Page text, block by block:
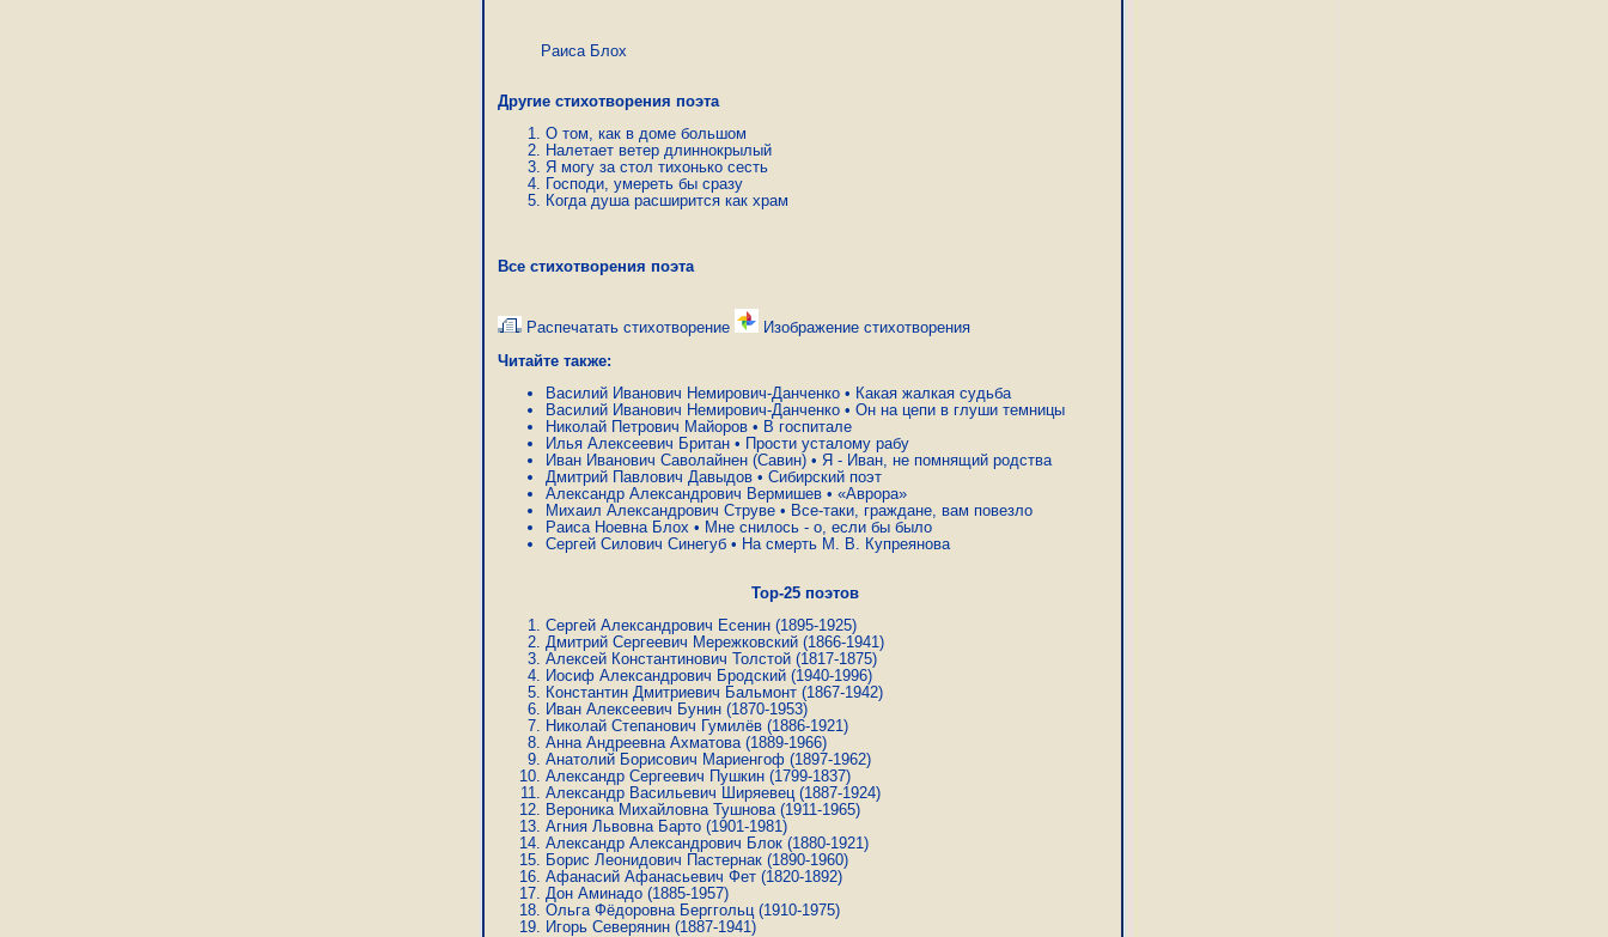
Раиса Блох
Другие стихотворения поэта
О том, как в доме большом
Налетает ветер длиннокрылый
Я могу за стол тихонько сесть
Господи, умереть бы сразу
Когда душа расширится как храм
Все стихотворения поэта
Распечатать стихотворение
Изображение стихотворения
Читайте также:
Василий Иванович Немирович-Данченко • Какая жалкая судьба
Василий Иванович Немирович-Данченко • Он на цепи в глуши темницы
Николай Петрович Майоров • В госпитале
Илья Алексеевич Британ • Прости усталому рабу
Иван Иванович Саволайнен (Савин) • Я - Иван, не помнящий родства
Дмитрий Павлович Давыдов • Сибирский поэт
Александр Александрович Вермишев • «Аврора»
Михаил Александрович Струве • Все-таки, граждане, вам повезло
Раиса Ноевна Блох • Мне снилось - о, если бы было
Сергей Силович Синегуб • На смерть М. В. Купреянова
Top-25 поэтов
Сергей Александрович Есенин (1895-1925)
Дмитрий Сергеевич Мережковский (1866-1941)
Алексей Константинович Толстой (1817-1875)
Иосиф Александрович Бродский (1940-1996)
Константин Дмитриевич Бальмонт (1867-1942)
Иван Алексеевич Бунин (1870-1953)
Николай Степанович Гумилёв (1886-1921)
Анна Андреевна Ахматова(1889-1966)
Анатолий Борисович Мариенгоф (1897-1962)
Александр Сергеевич Пушкин (1799-1837)
Александр Васильевич Ширяевец(1887-1924)
Вероника Михайловна Тушнова(1911-1965)
Агния Львовна Барто (1901-1981)
Александр Александрович Блок (1880-1921)
Борис Леонидович Пастернак (1890-1960)
Афанасий Афанасьевич Фет (1820-1892)
Дон Аминадо (1885-1957)
Ольга Фёдоровна Берггольц(1910-1975)
Игорь Северянин (1887-1941)